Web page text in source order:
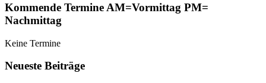
Kommende Termine AM=Vormittag PM=
Nachmittag
Keine Termine
Neueste Beiträge